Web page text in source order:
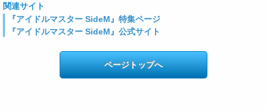
関連サイト
『アイドルマスター SideM』特集ページ
『アイドルマスター SideM』公式サイト
ページトップへ